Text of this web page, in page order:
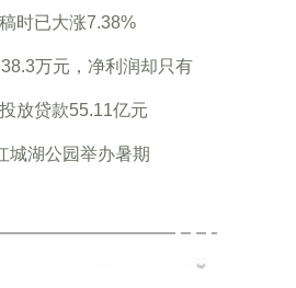
时已大涨7.38%
万元，净利润却只有
放贷款55.11亿元
城湖公园举办暑期